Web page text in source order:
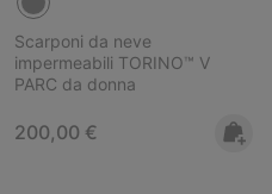
Scarponi da neve
impermeabili TORINO™ V
PARC da donna
Regular price:
200,00 €